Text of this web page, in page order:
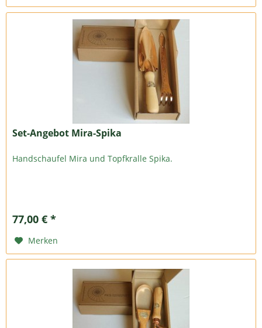
Set-Angebot Mira-Spika
Handschaufel Mira und Topfkralle Spika.
77,00 € *
Merken